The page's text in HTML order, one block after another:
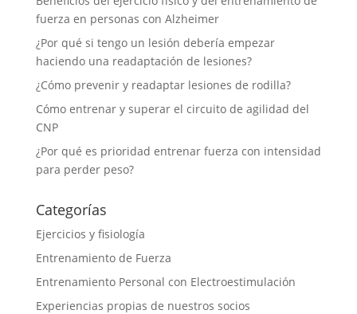
fuerza en personas con Alzheimer
¿Por qué si tengo un lesión debería empezar
haciendo una readaptación de lesiones?
¿Cómo prevenir y readaptar lesiones de rodilla?
Cómo entrenar y superar el circuito de agilidad del
CNP
¿Por qué es prioridad entrenar fuerza con intensidad
para perder peso?
Categorías
Ejercicios y fisiología
Entrenamiento de Fuerza
Entrenamiento Personal con Electroestimulación
Experiencias propias de nuestros socios